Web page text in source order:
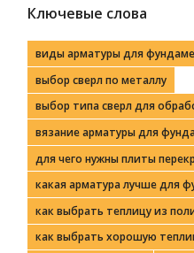
Ключевые слова
виды арматуры для
выбор сверл по металлу
выбор типа сверл для
вязание арматуры для
для чего нужны плиты
какая арматура лучше для
как выбрать теплицу из
как выбрать хорошую